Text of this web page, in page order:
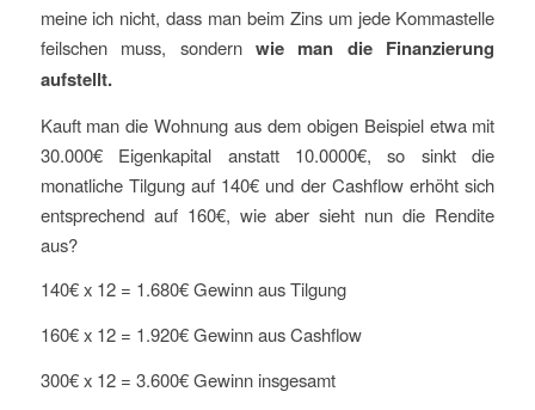
meine ich nicht, dass man beim Zins um jede Kommastelle
feilschen muss, sondern wie man die Finanzierung
aufstellt.
Kauft man die Wohnung aus dem obigen Beispiel etwa mit
30.000€ Eigenkapital anstatt 10.0000€, so sinkt die
monatliche Tilgung auf 140€ und der Cashflow erhöht sich
entsprechend auf 160€, wie aber sieht nun die Rendite
aus?
140€ x 12 = 1.680€ Gewinn aus Tilgung
160€ x 12 = 1.920€ Gewinn aus Cashflow
300€ x 12 = 3.600€ Gewinn insgesamt